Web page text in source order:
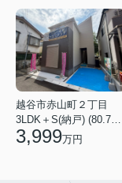
越谷市赤山町２丁目
3,999万円